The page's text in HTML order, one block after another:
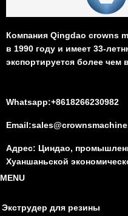
Компания Qingdao crowns
в 1990 году и имеет 33-
экспортируется более чем
Whatsapp:+8618266230982
Адрес: Циндао,
Хуаншаньской
MENU
Экструдер для резины